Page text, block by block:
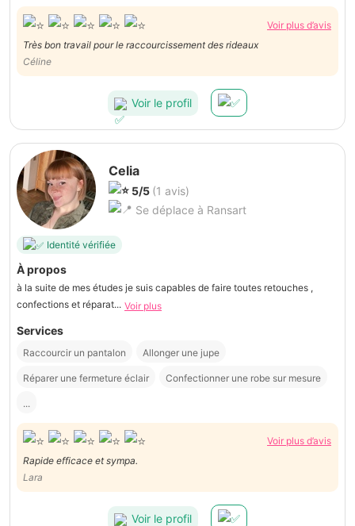
Voir plus d’avis
Très bon travail pour le raccourcissement des rideaux
Céline
Voir le profil
Celia
5/5 (1 avis)
Se déplace à Ransart
Identité vérifiée
À propos
à la suite de mes études je suis capables de faire toutes retouches ,
confections et réparat... Voir plus
Services
Raccourcir un pantalon Allonger une jupe
Réparer une fermeture éclair Confectionner une robe sur mesure
...
Voir plus d’avis
Rapide efficace et sympa.
Lara
Voir le profil